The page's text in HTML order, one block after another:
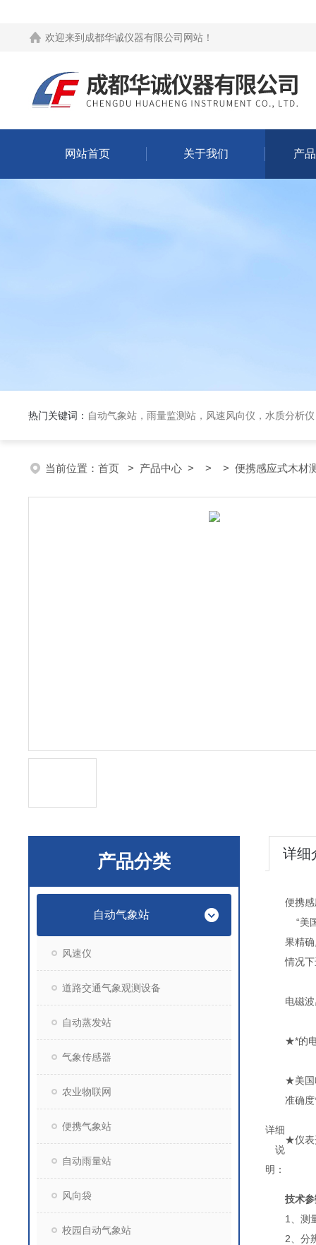
欢迎来到 成都华诚仪器有限公司网站 ！
网站首页 关于我们 产
热门关键词： 自动气象站，雨量监测站，风速风向仪，水质分析
当前位置： 首页 > 产品中心 > > > 便携感应式木材
产品分类
自动气象站
风速仪
道路交通气象观测设备
自动蒸发站
气象传感器
农业物联网
便携气象站
自动雨量站
风向袋
校园自动气象站
详细
详细
说
明：
便携
“美
果精
情况
电磁
★*的
★美国
准确
★仪表
技术
1、测
2、分